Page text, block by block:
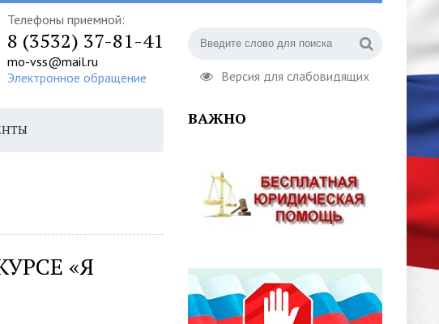
Версия для слабовидящих
Телефоны приемной:
8 (3532) 37-81-41
mo-vss@mail.ru
Электронное обращение
«Я
ВАЖНО